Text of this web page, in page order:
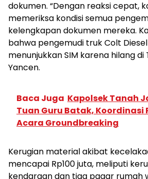
dokumen. “Dengan reaksi cepat,
memeriksa kondisi semua
kelengkapan dokumen mereka.
bahwa pengemudi truk Colt
menunjukkan SIM karena hilang di
Yancen.
Baca Juga Kapolsek Tanah
Tuan Guru Batak, Koordinasi
Acara Groundbreaking
Kerugian material akibat
mencapai Rp100 juta, meliputi
kendaraan dan tiga pagar rumah